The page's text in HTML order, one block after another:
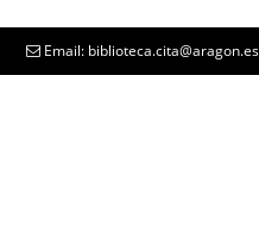
Email: biblioteca.cita@aragon.es